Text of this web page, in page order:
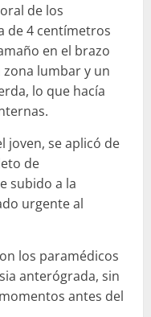
de los
de 4 centímetros
en el brazo
lumbar y un
lo que hacía
joven, se aplicó de
de
subido a la
urgente al
los paramédicos
anterógrada, sin
antes del